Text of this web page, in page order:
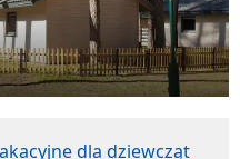
dla dziewcząt